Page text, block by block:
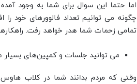
اما حتما این سوال برای شما به وجود
چگونه می توانیم تعداد فالوورهای خود
تمامی زحمات شما هدر خواهد رفت.
می‌ توانید جلسات و کمپین‌های بسیار
وقتی که مردم بدانند شما در کلاب